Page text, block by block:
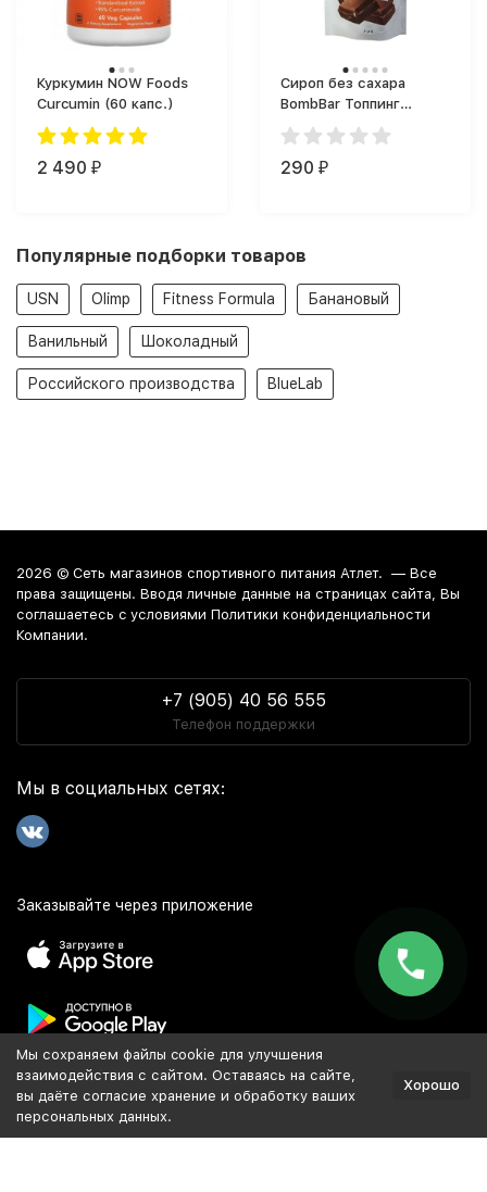
Куркумин NOW Foods
Curcumin (60 капс.)
2 490 ₽
Сироп без сахара
BombBar Топпинг
BombBar (240 г)
290 ₽
Популярные подборки товаров
USN Olimp Fitness Formula Банановый
Ванильный Шоколадный
Российского производства BlueLab
2026 © Сеть магазинов спортивного питания Атлет. — Все
права защищены. Вводя личные данные на страницах сайта, Вы
соглашаетесь c условиями Политики конфиденциальности
Компании.
+7 (905) 40 56 555
Телефон поддержки
Мы в социальных сетях:
Заказывайте через приложение
Популярное
Мы сохраняем файлы cookie для улучшения
взаимодействия с сайтом. Оставаясь на сайте,
вы даёте согласие хранение и обработку ваших
персональных данных.
Хорошо